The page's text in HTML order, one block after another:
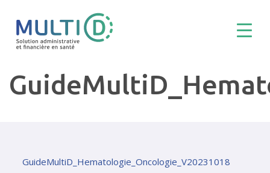
GuideMultiD_Hematologie_Oncologie_V20231018